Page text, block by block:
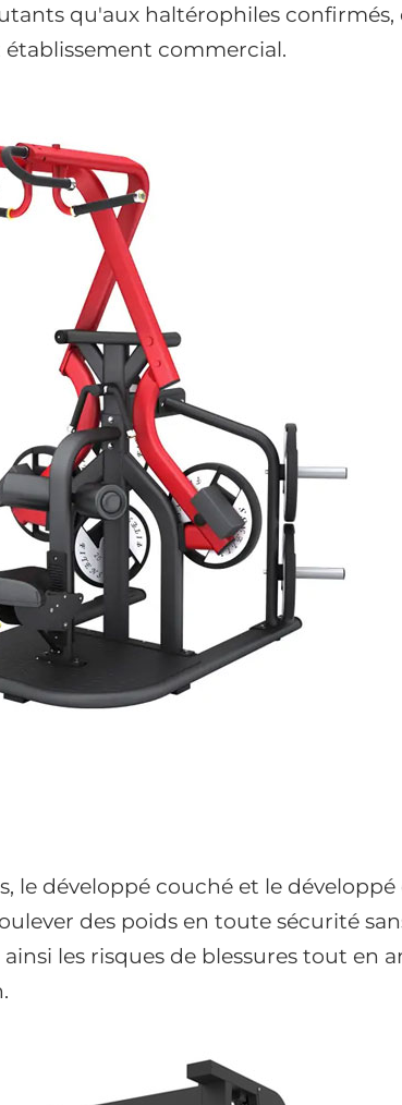
qu'aux haltérophiles confirmés,
commercial.
le développé couché et le développé
des poids en toute sécurité
les risques de blessures tout en